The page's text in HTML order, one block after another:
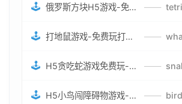
🕹️ 俄罗斯方块H5游戏-免费获取俄罗斯方块攻略-俄罗斯方块怪兽游戏策略 ——
🕹️ 打地鼠游戏-免费玩打地鼠H5网页游戏-打地鼠游戏官网 ——
🕹️ H5贪吃蛇游戏免费玩-最好的网页在线贪吃蛇游戏-贪吃蛇H5游戏攻略 ——
🕹️ H5小鸟闯障碍物游戏-网页在线游戏小鸟闯关 ——